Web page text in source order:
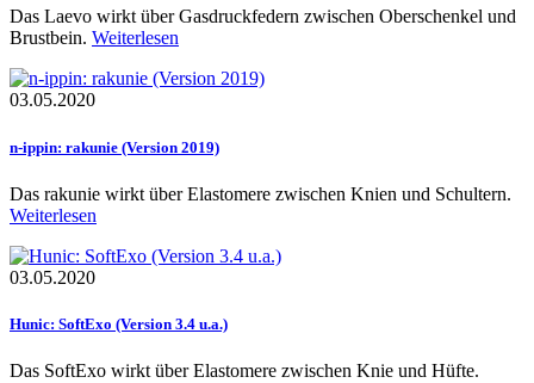
Das Laevo wirkt über Gasdruckfedern zwischen Oberschenkel und
Brustbein. Weiterlesen
03.05.2020
n-ippin: rakunie (Version 2019)
Das rakunie wirkt über Elastomere zwischen Knien und Schultern.
Weiterlesen
03.05.2020
Hunic: SoftExo (Version 3.4 u.a.)
Das SoftExo wirkt über Elastomere zwischen Knie und Hüfte.